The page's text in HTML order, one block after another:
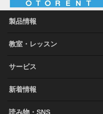
製品情報
教室・レッスン
サービス
新着情報
読み物・SNS